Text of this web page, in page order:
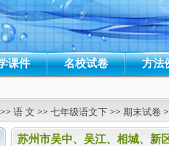
课件 名校试卷 方法
>> 语 文 >> 七年级语文下 >> 期末试卷
苏州市吴中、吴江、相城、新